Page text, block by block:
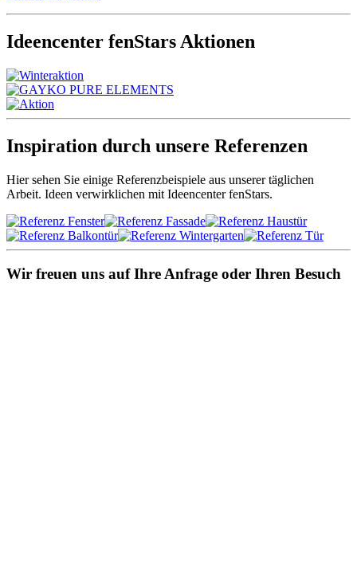
Ideencenter fenStars Aktionen
Inspiration durch unsere Referenzen
Hier sehen Sie einige Referenzbeispiele aus unserer täglichen
Arbeit. Ideen verwirklichen mit Ideencenter fenStars.
Wir freuen uns auf Ihre Anfrage oder Ihren Besuch